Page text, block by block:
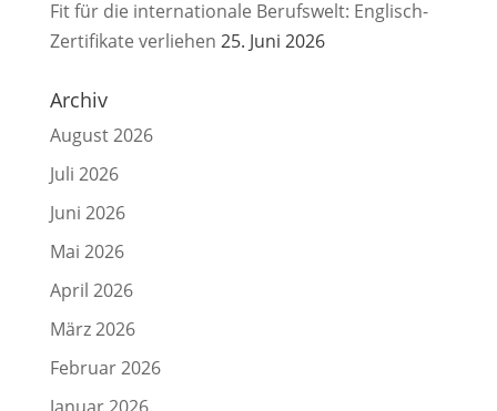
Fit für die internationale Berufswelt: Englisch-
Zertifikate verliehen 25. Juni 2026
Archiv
August 2026
Juli 2026
Juni 2026
Mai 2026
April 2026
März 2026
Februar 2026